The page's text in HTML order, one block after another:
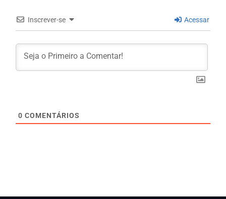
Inscrever-se Acessar
0 COMENTÁRIOS